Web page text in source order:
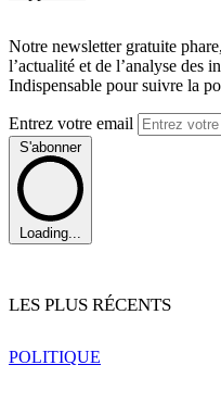
Notre newsletter gratuite
l’actualité et de l’analyse des
Indispensable pour suivre la
Entrez votre email
S'abonner
Loading...
LES PLUS RÉCENTS
POLITIQUE